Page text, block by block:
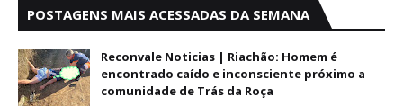
POSTAGENS MAIS ACESSADAS DA SEMANA
Reconvale Noticias | Riachão: Homem é
encontrado caído e inconsciente próximo a
comunidade de Trás da Roça